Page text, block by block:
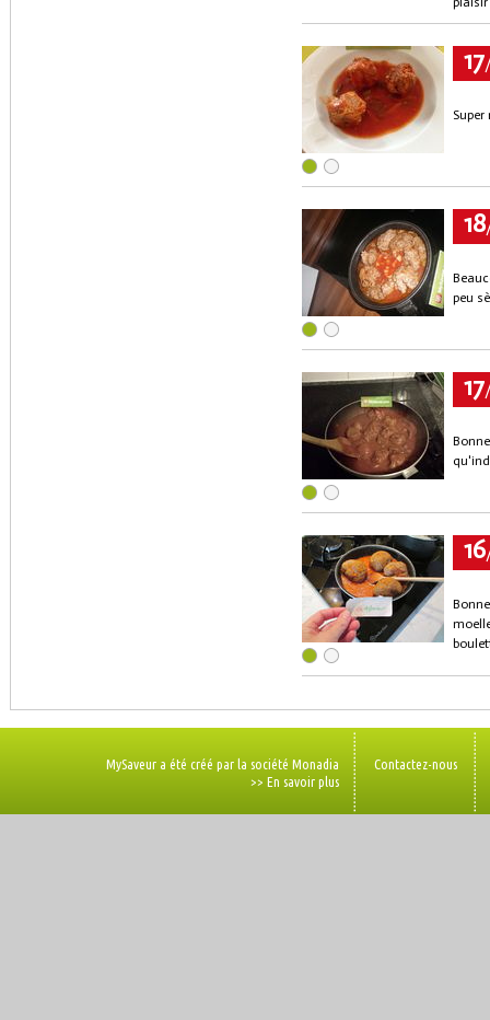
17
18
peu
17
16
MySaveur a été créé par la société Monadia
>> En savoir plus
Contactez-nous